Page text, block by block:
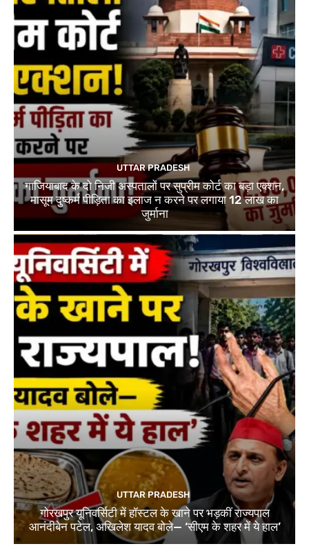
UTTAR PRADESH
गाजियाबाद के दो निजी अस्पतालों पर सुप्रीम कोर्ट का बड़ा एक्शन,
मासूम दुष्कर्म पीड़िता का इलाज न करने पर लगाया 12 लाख का
जुर्माना
UTTAR PRADESH
गोरखपुर यूनिवर्सिटी में हॉस्टल के खाने पर भड़कीं राज्यपाल
आनंदीबेन पटेल, अखिलेश यादव बोले— ‘सीएम के शहर में ये हाल’